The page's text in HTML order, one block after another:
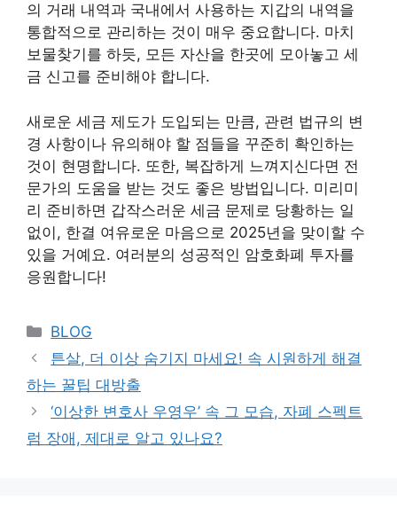
의 거래 내역과 국내에서 사용하는 지갑의 내역을
통합적으로 관리하는 것이 매우 중요합니다. 마치
보물찾기를 하듯, 모든 자산을 한곳에 모아놓고 세
금 신고를 준비해야 합니다.
새로운 세금 제도가 도입되는 만큼, 관련 법규의 변
경 사항이나 유의해야 할 점들을 꾸준히 확인하는
것이 현명합니다. 또한, 복잡하게 느껴지신다면 전
문가의 도움을 받는 것도 좋은 방법입니다. 미리미
리 준비하면 갑작스러운 세금 문제로 당황하는 일
없이, 한결 여유로운 마음으로 2025년을 맞이할 수
있을 거예요. 여러분의 성공적인 암호화폐 투자를
응원합니다!
Categories
BLOG
튼살, 더 이상 숨기지 마세요! 속 시원하게 해결
하는 꿀팁 대방출
‘이상한 변호사 우영우’ 속 그 모습, 자폐 스펙트
럼 장애, 제대로 알고 있나요?